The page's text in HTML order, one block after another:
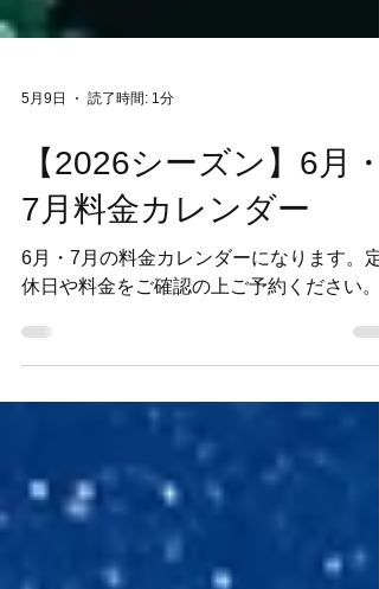
5月9日 読了時間: 1分
【2026シーズン】6月・
7月料金カレンダー
6月・7月の料金カレンダーになります。定
休日や料金をご確認の上ご予約ください。